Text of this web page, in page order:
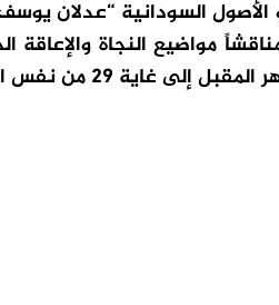
السودانية “عدلان
مواضيع النجاة والإعاقة